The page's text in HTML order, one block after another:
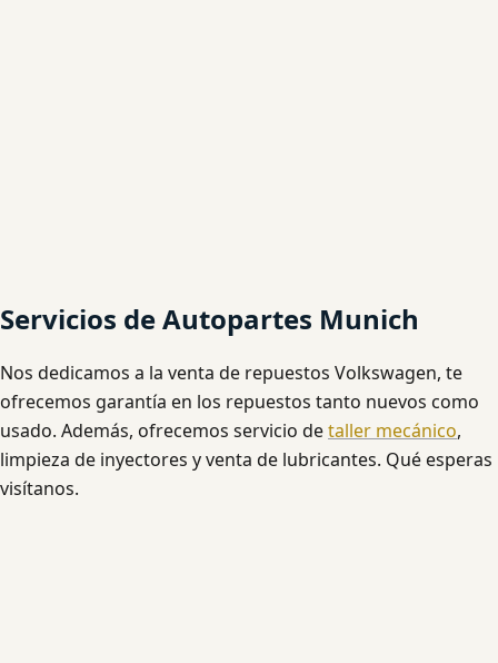
Servicios de Autopartes Munich
Nos dedicamos a la venta de repuestos Volkswagen, te
ofrecemos garantía en los repuestos tanto nuevos como
usado. Además, ofrecemos servicio detaller mecánico,
limpieza de inyectores y venta de lubricantes. Qué esperas
visítanos.